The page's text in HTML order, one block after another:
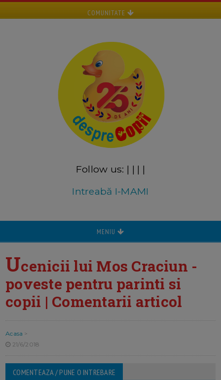
COMUNITATE
Follow us: | | | |
Intreabă I-MAMI
MENIU
Ucenicii lui Mos Craciun -
poveste pentru parinti si
copii | Comentarii articol
Acasa >
21/6/2018
COMENTEAZA / PUNE O INTREBARE